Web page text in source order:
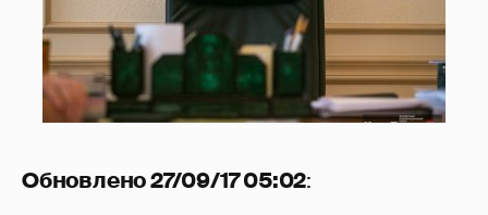
Обновлено 27/09/17 05:02: